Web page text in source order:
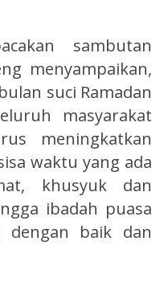
sambutan
menyampaikan,
suci Ramadan
masyarakat
meningkatkan
waktu yang ada
khusyuk dan
ibadah puasa
dengan baik dan